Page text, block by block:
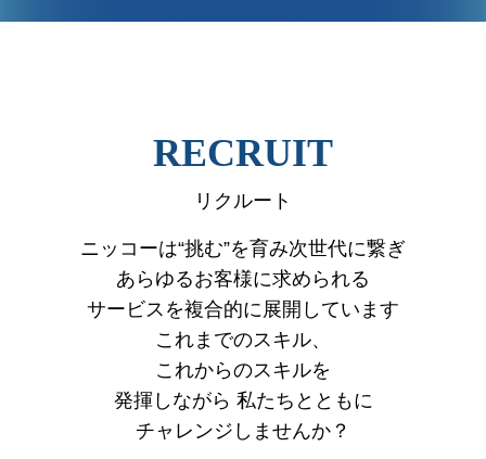
RECRUIT
リクルート
ニッコーは“挑む”を育み次世代に繋ぎ
あらゆるお客様に求められる
サービスを複合的に展開しています
これまでのスキル、
これからのスキルを
発揮しながら 私たちとともに
チャレンジしませんか？